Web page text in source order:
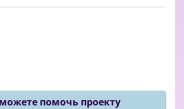
помочь проекту